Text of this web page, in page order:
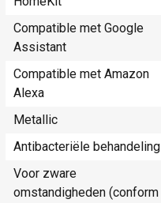
Compatible met Google
Assistant
Compatible met Amazon
Alexa
Metallic
Antibacteriële behandeling
Voor zware
omstandigheden (conform